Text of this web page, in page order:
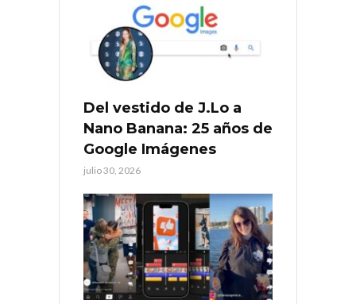
Del vestido de J.Lo a
Nano Banana: 25 años de
Google Imágenes
julio 30, 2026